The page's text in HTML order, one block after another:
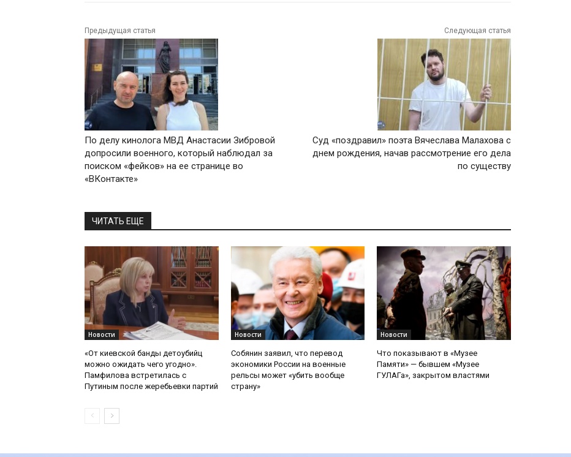
Предыдущая статья
По делу кинолога МВД Анастасии Зибровой
допросили военного, который наблюдал за
поиском «фейков» на ее странице во
«ВКонтакте»
Следующая статья
Суд «поздравил» поэта Вячеслава Малахова с
днем рождения, начав рассмотрение его дела
по существу
ЧИТАТЬ ЕЩЕ
Новости
«От киевской банды детоубийц
можно ожидать чего угодно».
Памфилова встретилась с
Путиным после жеребьевки партий
Новости
Собянин заявил, что перевод
экономики России на военные
рельсы может «убить вообще
страну»
Новости
Что показывают в «Музее
Памяти» — бывшем «Музее
ГУЛАГа», закрытом властями